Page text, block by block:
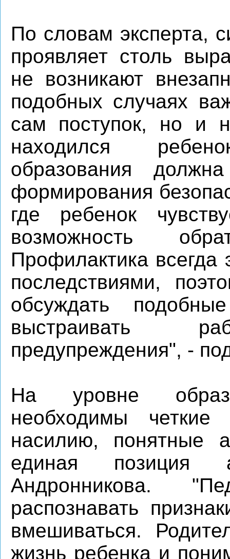
По словам эксперта,
проявляет столь
не возникают
подобных случаях
сам поступок, но и
находился
образования
формирования
где ребенок
возможность
Профилактика
последствиями,
обсуждать
выстраивать
предупреждения", -
На уровне
необходимы четкие
насилию, понятные
единая позиция
Андронникова.
распознавать
вмешиваться.
жизнь ребенка и